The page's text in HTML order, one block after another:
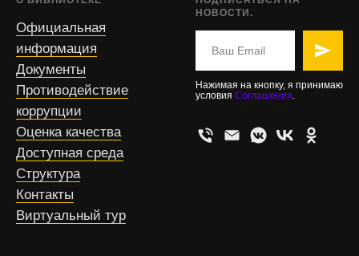
Официальная
информация
Документы
Противодействие
коррупции
Оценка качества
Доступная среда
Структура
Контакты
Виртуальный тур
НОВОСТИ.
Нажимая на кнопку, я принимаю
условия Соглашения.